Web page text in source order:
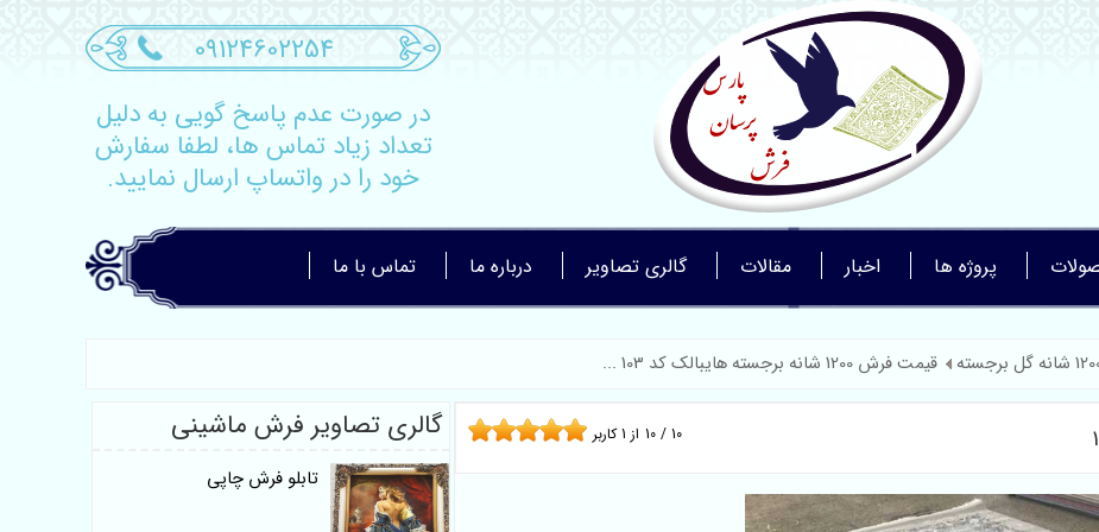
09124602254
در صورت عدم پاسخ گویی به دلیل
تعداد زیاد تماس ها، لطفا سفارش
خود را در واتساپ ارسال نمایید.
پروژه ها اخبار مقالات گالری تصاویر درباره ما تماس با ما
قیمت فرش 1200 شانه برجسته هایبالک کد 103 ...
10 / 10 از 1کاربر گالری تصاویر فرش ماشینی
تابلو فرش چاپی